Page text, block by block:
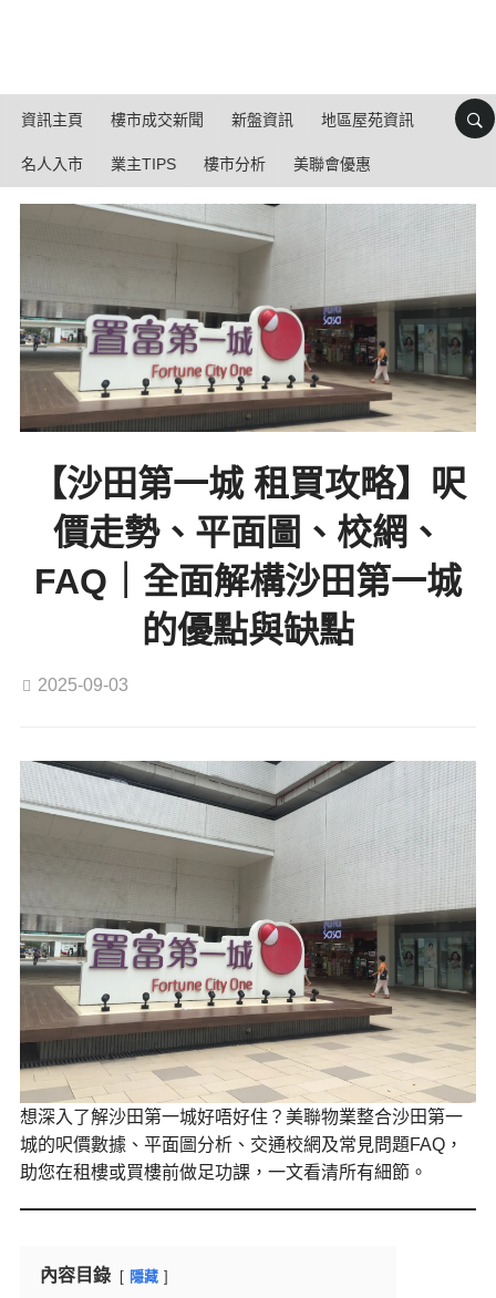
資訊主頁 樓市成交新聞 新盤資訊 地區屋苑資訊
名人入市 業主TIPS 樓市分析 美聯會優惠
【沙田第一城 租買攻略】呎
價走勢、平面圖、校網、
FAQ｜全面解構沙田第一城
的優點與缺點
2025-09-03
想深入了解沙田第一城好唔好住？美聯物業整合沙田第一
城的呎價數據、平面圖分析、交通校網及常見問題FAQ，
助您在租樓或買樓前做足功課，一文看清所有細節。
內容目錄 隱藏